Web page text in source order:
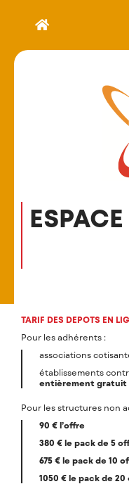
TARIF DES DEPOTS EN
Pour les adhérents :
associations
établissements
entièrement gratuit
Pour les structures non
90 € l’offre
380 € le pack de 5
675 € le pack de 10
1050 € le pack de 20